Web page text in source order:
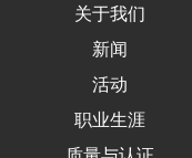
关于我们
新闻
活动
职业生涯